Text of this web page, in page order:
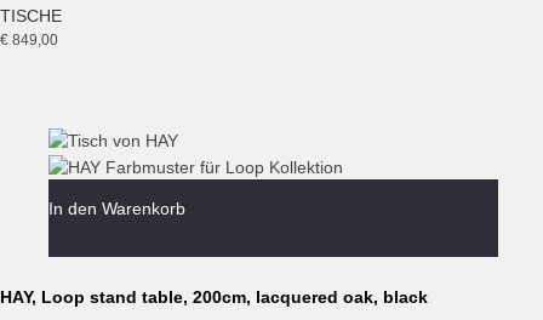
TISCHE
€ 849,00
In den Warenkorb
HAY, Loop stand table, 200cm, lacquered oak, black